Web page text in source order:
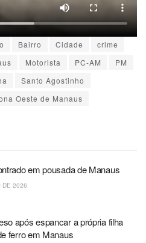
Bairro Cidade
crime
Motorista PC-AM
PM
Santo Agostinho
Oeste de Manaus
em pousada de Manaus
DE 2026
após espancar a própria filha
ferro em Manaus